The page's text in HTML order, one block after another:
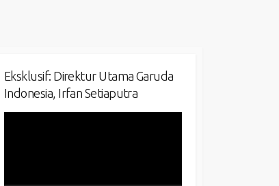
Eksklusif: Direktur Utama Garuda
Indonesia, Irfan Setiaputra